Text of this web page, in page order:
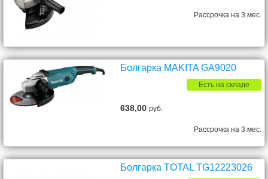
Рассрочка на 3 мес.
Болгарка MAKITA GA9020
Есть на складе
638,00руб.
Рассрочка на 3 мес.
Болгарка TOTAL TG12223026